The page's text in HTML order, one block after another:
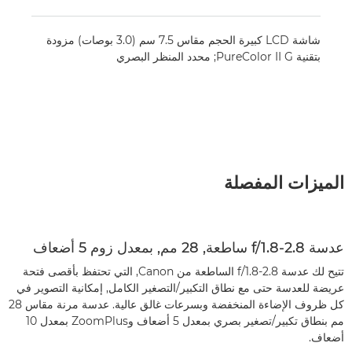
شاشة LCD كبيرة الحجم مقاس 7.5 سم (3.0 بوصات) مزودة
بتقنية PureColor II G; محدد المنظر البصري
الميزات المفصلة
عدسة f/1.8-2.8 ساطعة, 28 مم, بمعدل زوم 5 أضعاف
تتيح لك عدسة f/1.8-2.8 الساطعة من Canon, التي تحتفظ بأقصى فتحة
عريضة للعدسة حتى مع نطاق التكبير/التصغير الكامل, إمكانية التصوير في
كل ظروف الإضاءة المنخفضة وبسرعات غالق عالية. عدسة مرنة مقاس 28
مم بنطاق تكبير/تصغير بصري بمعدل 5 أضعاف وZoomPlus بمعدل 10
أضعاف.